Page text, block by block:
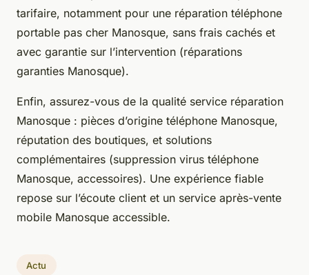
tarifaire, notamment pour une réparation téléphone
portable pas cher Manosque, sans frais cachés et
avec garantie sur l’intervention (réparations
garanties Manosque).
Enfin, assurez-vous de la qualité service réparation
Manosque : pièces d’origine téléphone Manosque,
réputation des boutiques, et solutions
complémentaires (suppression virus téléphone
Manosque, accessoires). Une expérience fiable
repose sur l’écoute client et un service après-vente
mobile Manosque accessible.
Actu